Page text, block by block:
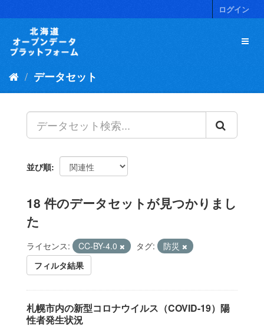
キ
ログイン
データセット
並び順
18 件のデータセットが見つかりまし
た
ライセンス: CC-BY-4.0 タグ:
防災
フィルタ結果
札幌市内の新型コロナウイルス（COVID-19）陽
性者発生状況